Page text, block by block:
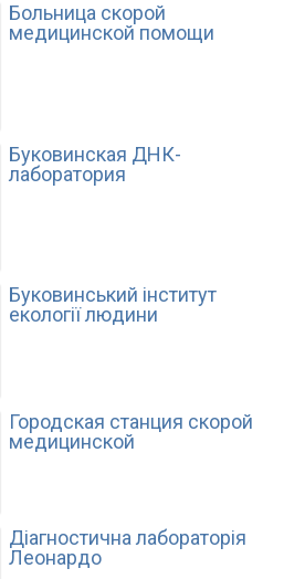
Больница скорой
медицинской помощи
Буковинская ДНК-
лаборатория
Буковинський інститут
екології людини
Городская станция скорой
медицинской
Діагностична лабораторія
Леонардо